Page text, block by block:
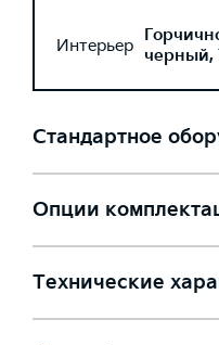
Интерьер черный,
Стандартное
Опции
Технические